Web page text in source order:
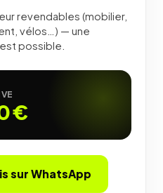
revendables (mobilier,
vélos…) — une
possible.
€
sur WhatsApp